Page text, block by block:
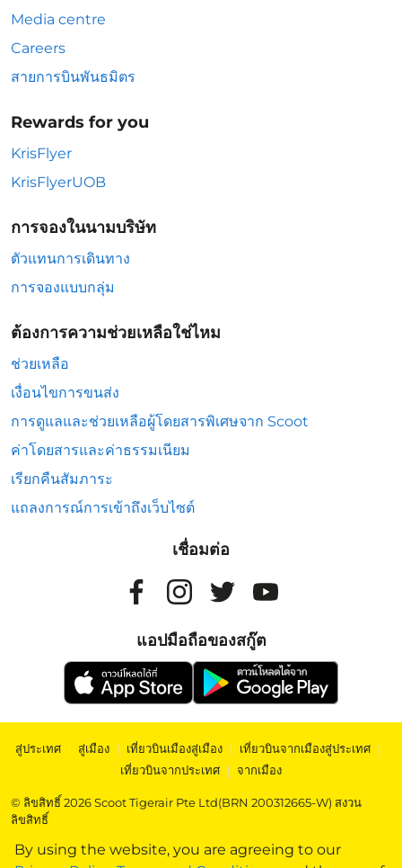
By using the website, you are agreeing to our
Media centre
Careers
สายการบินพันธมิตร
Rewards for you
KrisFlyer
KrisFlyerUOB
การจองในนามบริษัท
ตัวแทนการเดินทาง
การจองแบบกลุ่ม
ต้องการความช่วยเหลือใช่ไหม
ช่วยเหลือ
เงื่อนไขการขนส่ง
การดูแลและช่วยเหลือผู้โดยสารพิเศษจาก Scoot
ค่าโดยสารและค่าธรรมเนียม
เรียกคืนสัมภาระ
แถลงการณ์การเข้าถึงเว็บไซต์
เชื่อมต่อ
แอปมือถือของสกู๊ต
สู่ประเทศ | สู่เมือง | เที่ยวบินเมืองสู่เมือง | เที่ยวบินจากเมืองสู่ประเทศ |
เที่ยวบินจากประเทศ | จากเมือง
© ลิขสิทธิ์ 2026 Scoot Tigerair Pte Ltd(BRN 200312665-W) สงวน
ลิขสิทธิ์